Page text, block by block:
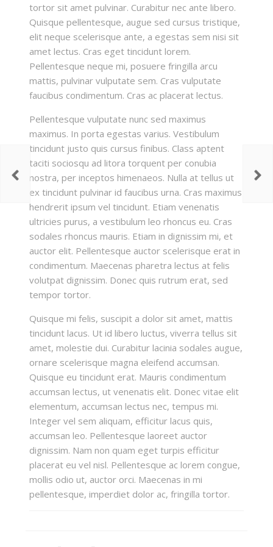
tortor sit amet pulvinar. Curabitur nec ante libero.
Quisque pellentesque, augue sed cursus tristique,
elit neque scelerisque ante, a egestas sem nisi sit
amet lectus. Cras eget tincidunt lorem.
Pellentesque neque mi, posuere fringilla arcu
mattis, pulvinar vulputate sem. Cras vulputate
faucibus condimentum. Cras ac placerat lectus.
Pellentesque vulputate nunc sed maximus
maximus. In porta egestas varius. Vestibulum
tincidunt justo quis cursus finibus. Class aptent
taciti sociosqu ad litora torquent per conubia
nostra, per inceptos himenaeos. Nulla at tellus ut
ex tincidunt pulvinar id faucibus urna. Cras maximus
hendrerit ipsum vel tincidunt. Etiam venenatis
ultricies purus, a vestibulum leo rhoncus eu. Cras
sodales rhoncus mauris. Etiam in dignissim mi, et
auctor elit. Pellentesque auctor scelerisque erat in
condimentum. Maecenas pharetra lectus at felis
volutpat dignissim. Donec quis rutrum erat, sed
tempor tortor.
Quisque mi felis, suscipit a dolor sit amet, mattis
tincidunt lacus. Ut id libero luctus, viverra tellus sit
amet, molestie dui. Curabitur lacinia sodales augue,
ornare scelerisque magna eleifend accumsan.
Quisque eu tincidunt erat. Mauris condimentum
accumsan lectus, ut venenatis elit. Donec vitae elit
elementum, accumsan lectus nec, tempus mi.
Integer vel sem aliquam, efficitur lacus quis,
accumsan leo. Pellentesque laoreet auctor
dignissim. Nam non quam eget turpis efficitur
placerat eu vel nisl. Pellentesque ac lorem congue,
mollis odio ut, auctor orci. Maecenas in mi
pellentesque, imperdiet dolor ac, fringilla tortor.